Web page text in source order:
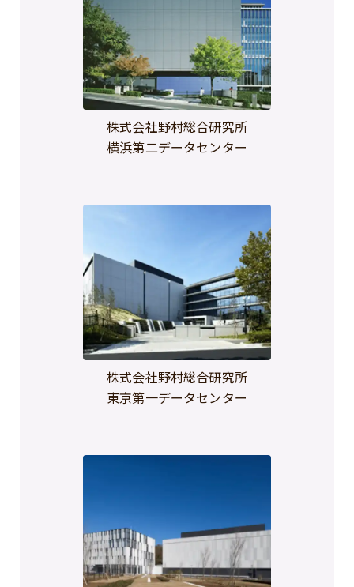
株式会社野村総合研究所
横浜第二データセンター
株式会社野村総合研究所
東京第一データセンター